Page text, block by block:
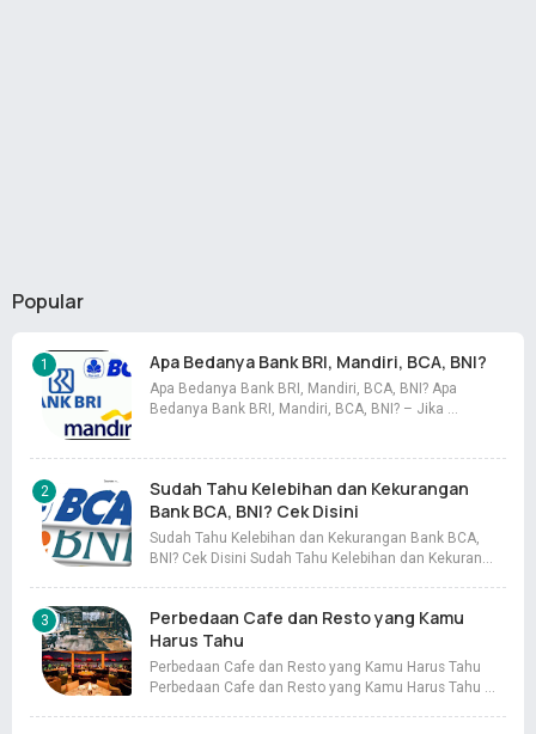
Popular
Apa Bedanya Bank BRI, Mandiri, BCA, BNI?
Apa Bedanya Bank BRI, Mandiri, BCA, BNI? Apa
Bedanya Bank BRI, Mandiri, BCA, BNI? – Jika …
Sudah Tahu Kelebihan dan Kekurangan
Bank BCA, BNI? Cek Disini
Sudah Tahu Kelebihan dan Kekurangan Bank BCA,
BNI? Cek Disini Sudah Tahu Kelebihan dan Kekuran…
Perbedaan Cafe dan Resto yang Kamu
Harus Tahu
Perbedaan Cafe dan Resto yang Kamu Harus Tahu
Perbedaan Cafe dan Resto yang Kamu Harus Tahu …